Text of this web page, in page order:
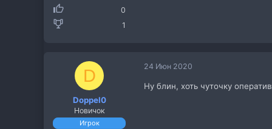
0
1
D
Doppel0
Новичок
Игрок
24 Июн 2020
Ну блин, хоть чуточку